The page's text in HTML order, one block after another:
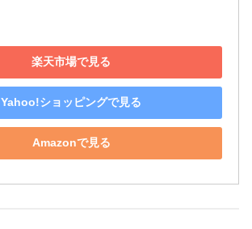
楽天市場で見る
Yahoo!ショッピングで見る
Amazonで見る